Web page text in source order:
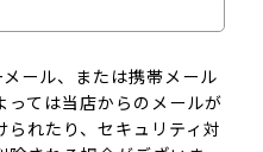
ール、または携帯メール
っては当店からのメールが
れたり、セキュリティ対